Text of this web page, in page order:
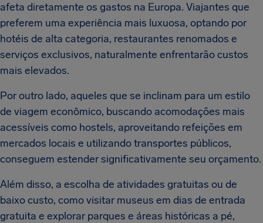
afeta diretamente os gastos na Europa. Viajantes que
preferem uma experiência mais luxuosa, optando por
hotéis de alta categoria, restaurantes renomados e
serviços exclusivos, naturalmente enfrentarão custos
mais elevados.
Por outro lado, aqueles que se inclinam para um estilo
de viagem econômico, buscando acomodações mais
acessíveis como hostels, aproveitando refeições em
mercados locais e utilizando transportes públicos,
conseguem estender significativamente seu orçamento.
Além disso, a escolha de atividades gratuitas ou de
baixo custo, como visitar museus em dias de entrada
gratuita e explorar parques e áreas históricas a pé,